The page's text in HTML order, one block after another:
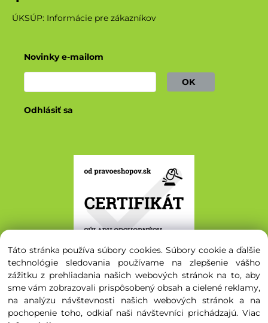
ÚKSÚP: Informácie pre zákazníkov
Novinky e-mailom
OK
Odhlásiť sa
© 2020 - 2026 Svetsemien.sk. Všetky práva vyhradené.
Táto stránka používa súbory cookies. Súbory cookie a ďalšie
technológie sledovania používame na zlepšenie vášho
zážitku z prehliadania našich webových stránok na to, aby
sme vám zobrazovali prispôsobený obsah a cielené reklamy,
na analýzu návštevnosti našich webových stránok a na
pochopenie toho, odkiaľ naši návštevníci prichádzajú.Viac